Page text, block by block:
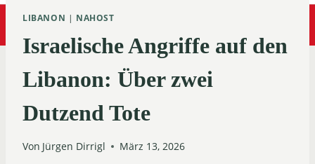
LIBANON | NAHOST
Israelische Angriffe auf den
Libanon: Über zwei
Dutzend Tote
Von Jürgen Dirrigl März 13, 2026